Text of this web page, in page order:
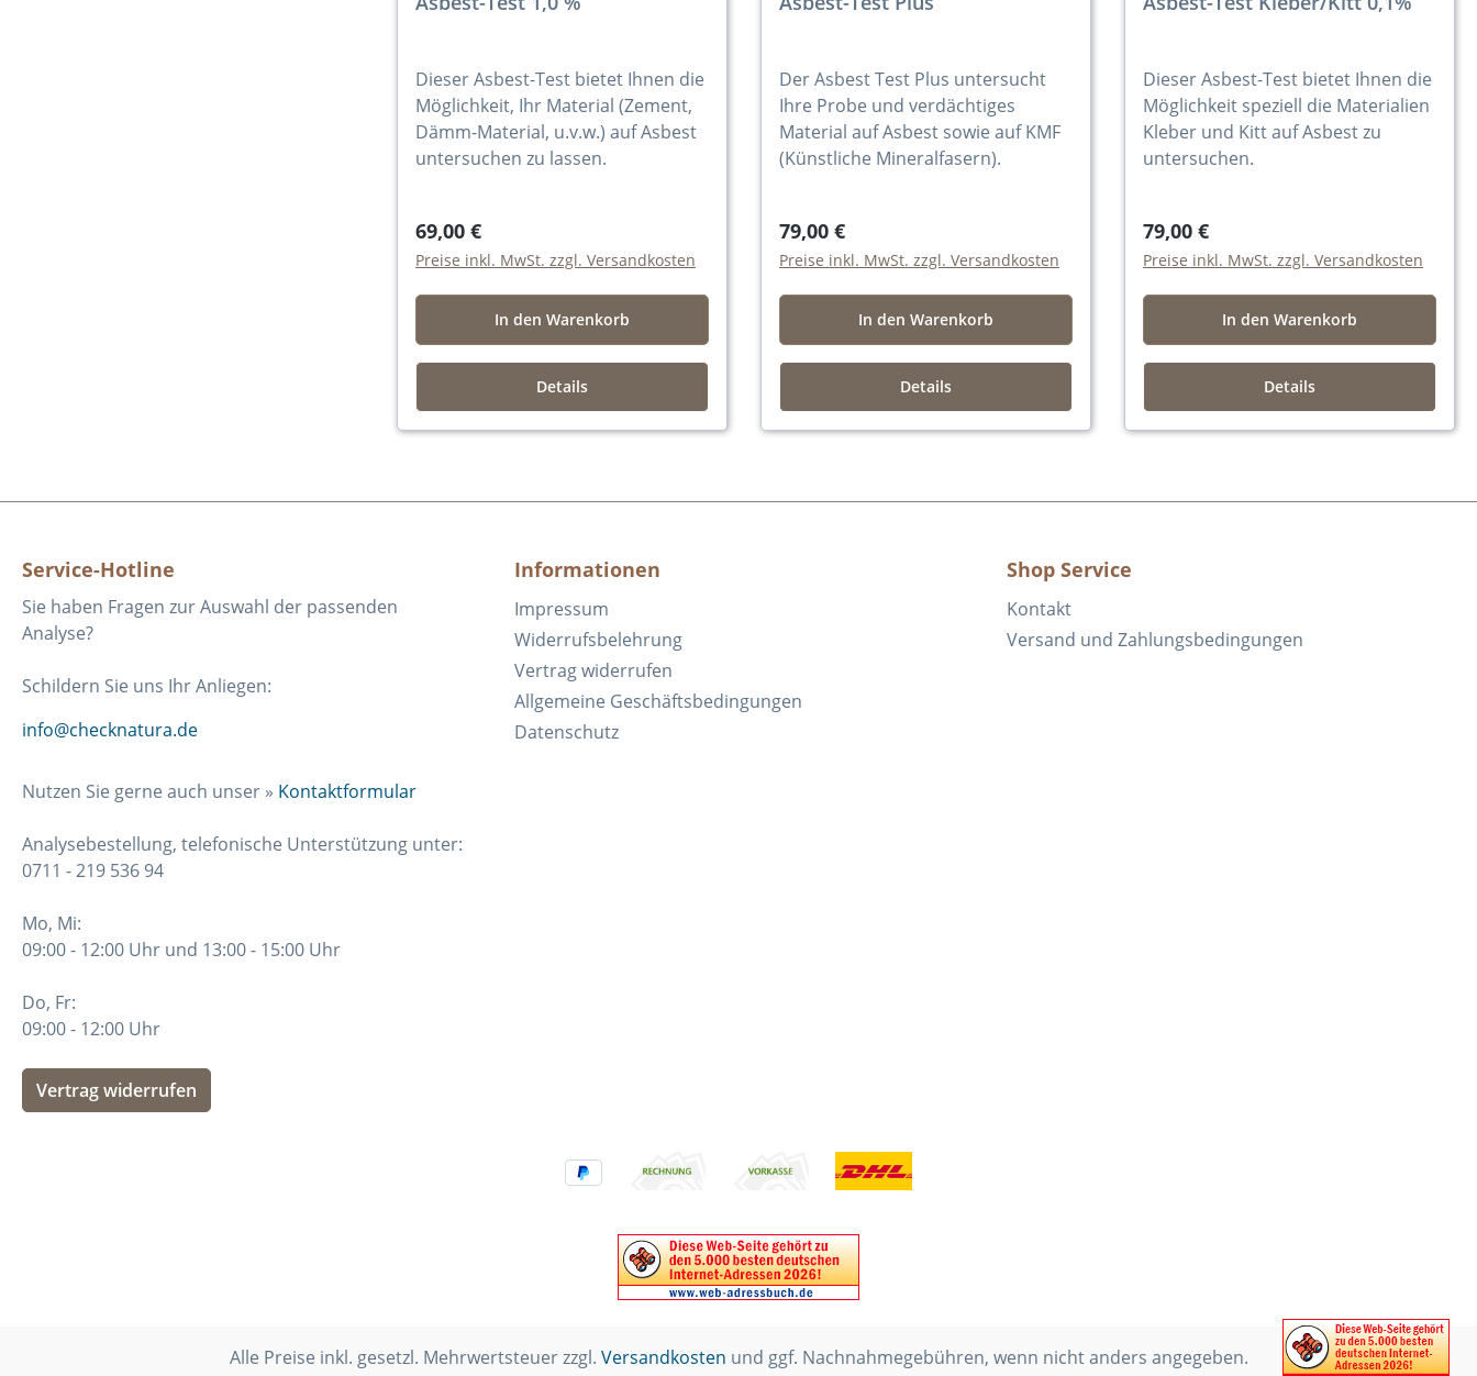
Dieser Asbest-Test bietet Ihnen die
Möglichkeit, Ihr Material (Zement,
Dämm-Material, u.v.w.) auf Asbest
untersuchen zu lassen.
69,00 €
Preise inkl. MwSt. zzgl. Versandkosten
In den Warenkorb
Details
Der Asbest Test Plus untersucht
Ihre Probe und verdächtiges
Material auf Asbest sowie auf KMF
(Künstliche Mineralfasern).
79,00 €
Preise inkl. MwSt. zzgl. Versandkosten
In den Warenkorb
Details
Dieser Asbest-Test bietet Ihnen die
Möglichkeit speziell die Materialien
Kleber und Kitt auf Asbest zu
untersuchen.
79,00 €
Preise inkl. MwSt. zzgl. Versandkosten
In den Warenkorb
Details
Service-Hotline
Sie haben Fragen zur Auswahl der passenden
Analyse?
Schildern Sie uns Ihr Anliegen:
info@checknatura.de
Nutzen Sie gerne auch unser » Kontaktformular
Analysebestellung, telefonische Unterstützung unter:
0711 - 219 536 94
Mo, Mi:
09:00 - 12:00 Uhr und 13:00 - 15:00 Uhr
Do, Fr:
09:00 - 12:00 Uhr
Vertrag widerrufen
Informationen
Impressum
Widerrufsbelehrung
Vertrag widerrufen
Allgemeine Geschäftsbedingungen
Datenschutz
Shop Service
Kontakt
Versand und Zahlungsbedingungen
Alle Preise inkl. gesetzl. Mehrwertsteuer zzgl. Versandkosten und ggf. Nachnahmegebühren, wenn nicht anders angegeben.